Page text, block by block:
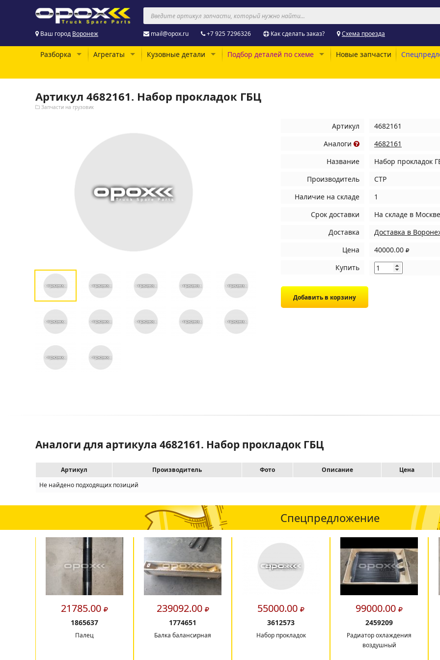
Ваш город Воронеж mail@opox.ru +7 925 7296326 Как сделать заказ? Схема проезда
Разборка Агрегаты Кузовные детали Подбор деталей по схеме Новые запчасти
Артикул 4682161. Набор прокладок ГБЦ
Запчасти на грузовик
Артикул
4682161
Аналоги
4682161
Название
Набор прокладок
Производитель
CTP
Наличие на складе
1
Срок доставки
На складе в Москве
Доставка
Доставка в
Цена
40000.00
Купить
Аналоги для артикула 4682161. Набор прокладок ГБЦ
Артикул Производитель Фото Описание Цена
Не найдено подходящих позиций
Спецпредложение
21785.00
1865637
Палец
239092.00
1774651
Балка балансирная
55000.00
3612573
Набор прокладок
99000.00
2459209
Радиатор охлаждения
воздушный